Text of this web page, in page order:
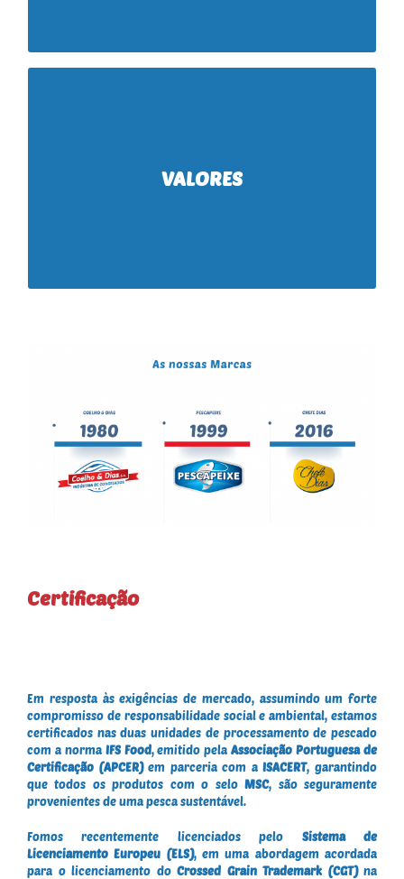
VALORES
posicionamento no mercado. Um dos nossos focos
principais consiste em criar
relacionamentos
Certificação
Em resposta às exigências de mercado, assumindo um forte
compromisso de responsabilidade social e ambiental, estamos
certificados nas duas unidades de processamento de pescado
com a norma IFS Food, emitido pelaAssociação Portuguesa de
Certificação (APCER)em parceria com aISACERT, garantindo
que todos os produtos com o seloMSC, são seguramente
provenientes de uma pesca sustentável.
Fomos recentemente licenciados pelo Sistema de
Licenciamento Europeu (ELS), em uma abordagem acordada
para o licenciamento do Crossed Grain Trademark (CGT)na